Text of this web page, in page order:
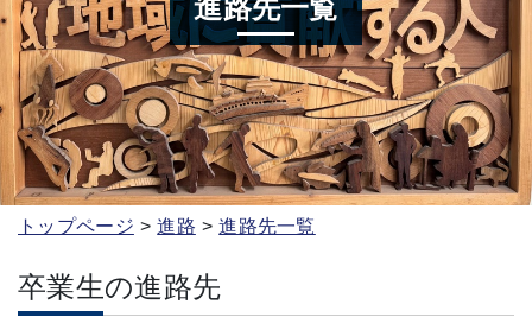
進路先一覧
トップページ 進路 進路先一覧
卒業生の進路先